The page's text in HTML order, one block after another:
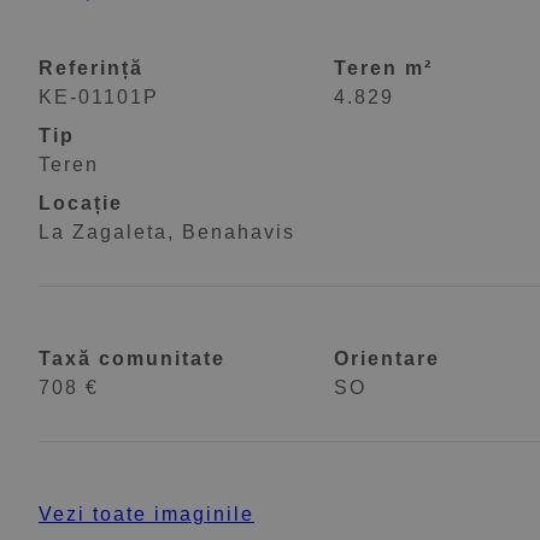
Referință
KE-01101P
Tip
Teren
Locație
La Zagaleta, Benahavis
Teren m²
4.829
Taxă comunitate
708 €
Orientare
SO
Vezi toate imaginile